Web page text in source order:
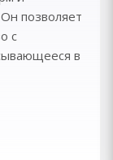
позволяет
с
в